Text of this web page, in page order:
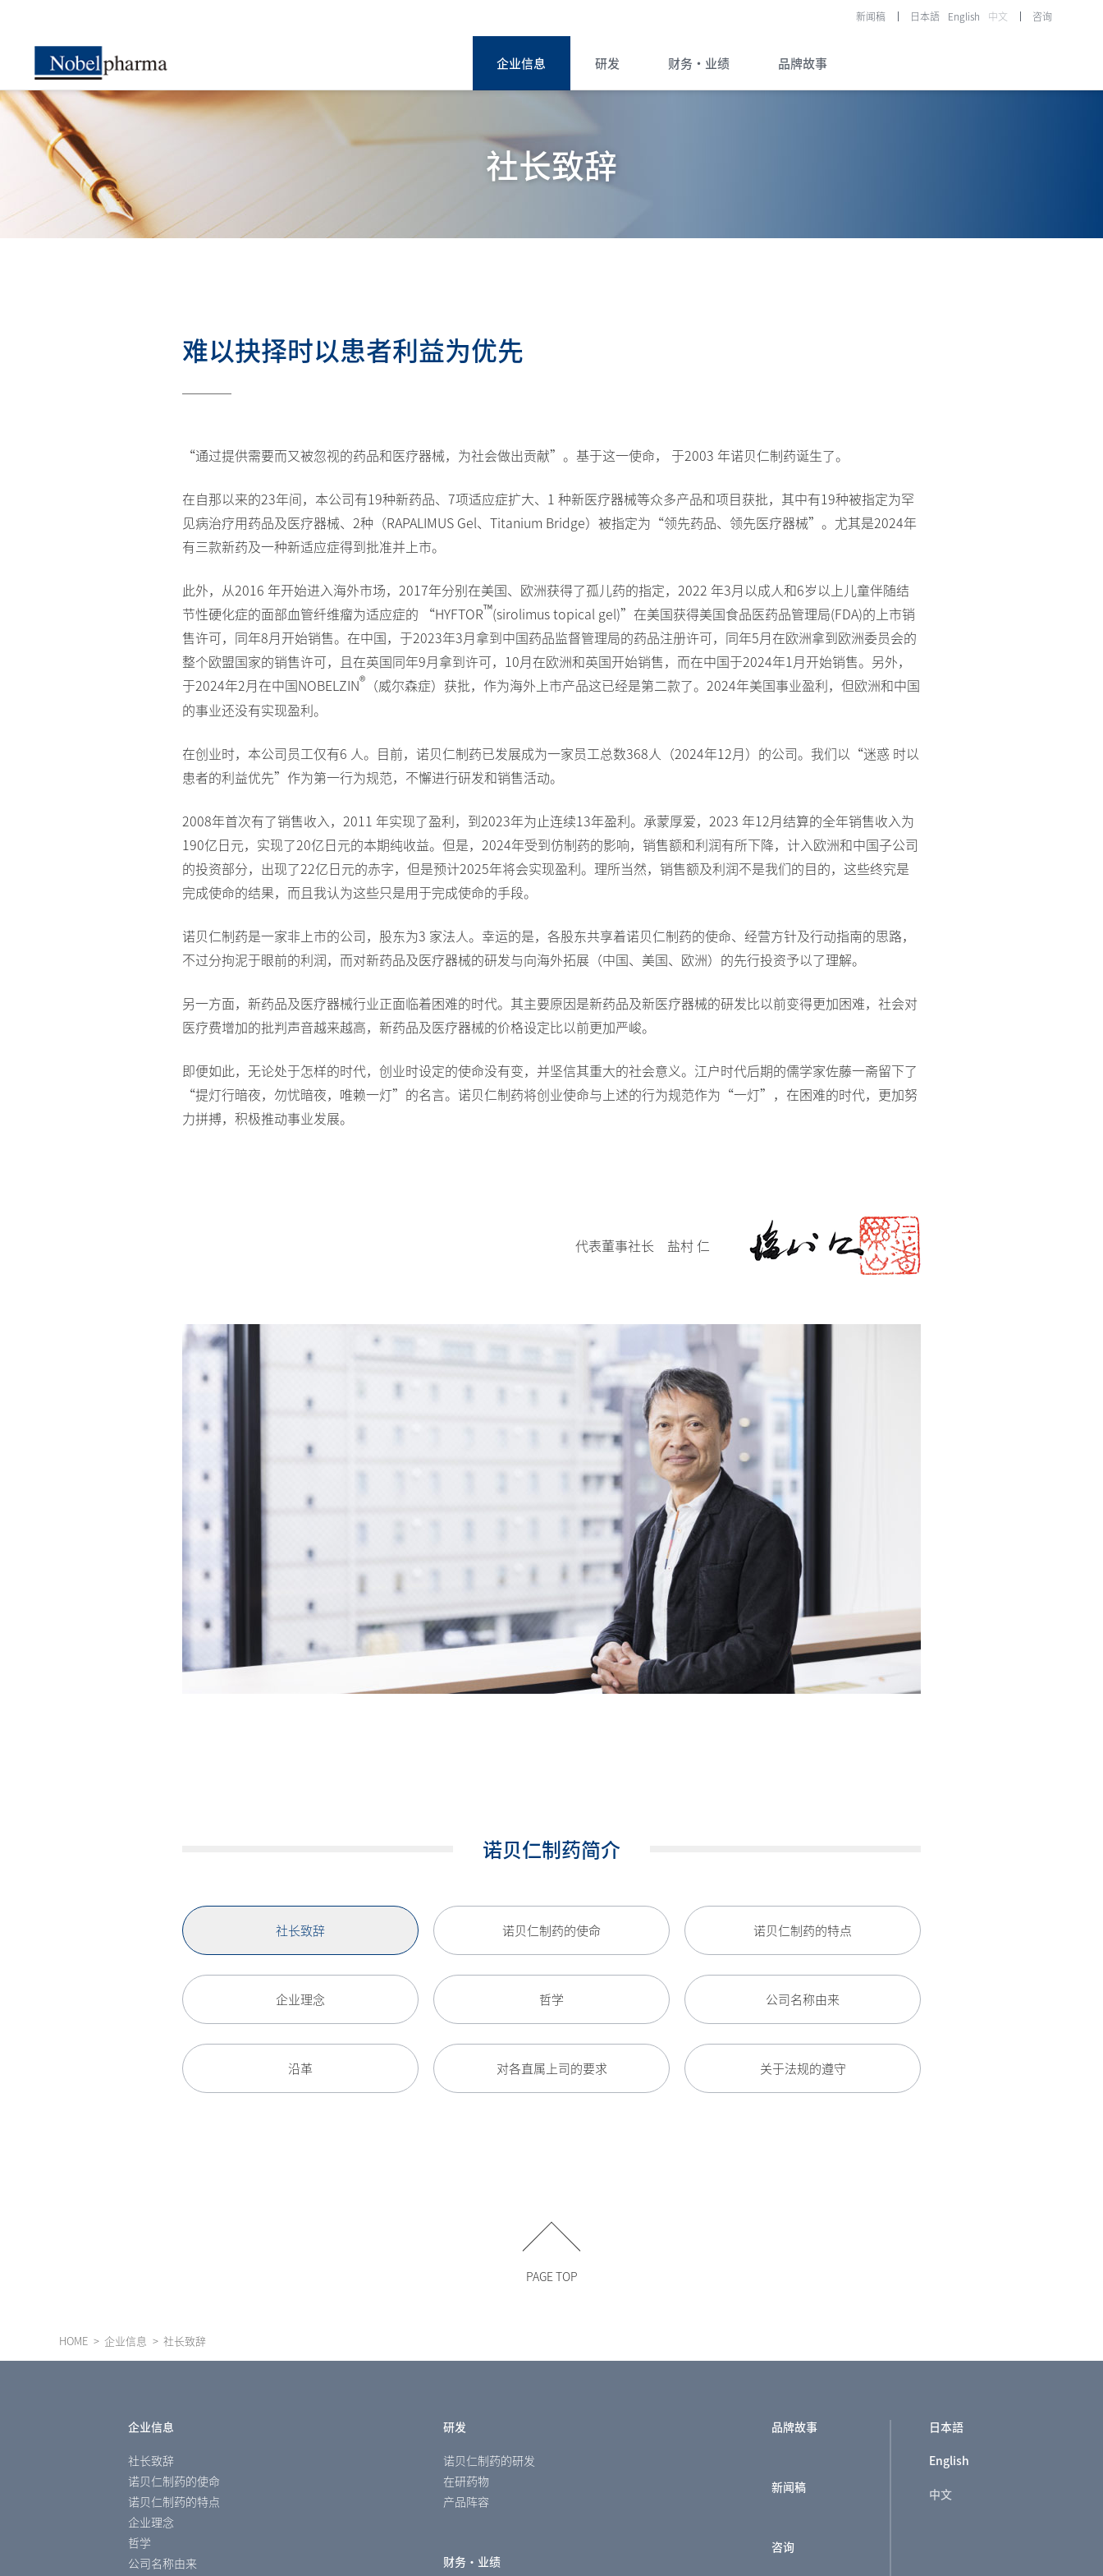
企业信息
诺贝仁制药简介
研发
诺贝仁制药的研发
财务・业绩
财经摘要
品牌故事
品牌故事“一灯”主页
新闻稿 日本語 English 中文 咨询
社长致辞
难以抉择时以患者利益为优先
“通过提供需要而又被忽视的药品和医疗器械，为社会做出贡献”。基于这一使命， 于2003 年诺贝仁制药诞生了。
在自那以来的23年间，本公司有19种新药品、7项适应症扩大、1 种新医疗器械等众多产品和项目获批，其中有19种被指定为罕
见病治疗用药品及医疗器械、2种（RAPALIMUS Gel、Titanium Bridge）被指定为“领先药品、领先医疗器械”。尤其是2024年
有三款新药及一种新适应症得到批准并上市。
此外，从2016 年开始进入海外市场，2017年分别在美国、欧洲获得了孤儿药的指定，2022 年3月以成人和6岁以上儿童伴随结
节性硬化症的面部血管纤维瘤为适应症的 “HYFTOR™(sirolimus topical gel)”在美国获得美国食品医药品管理局(FDA)的上市销
售许可，同年8月开始销售。在中国，于2023年3月拿到中国药品监督管理局的药品注册许可，同年5月在欧洲拿到欧洲委员会的
整个欧盟国家的销售许可，且在英国同年9月拿到许可，10月在欧洲和英国开始销售，而在中国于2024年1月开始销售。另外，
于2024年2月在中国NOBELZIN® （威尔森症）获批，作为海外上市产品这已经是第二款了。2024年美国事业盈利，但欧洲和中国
的事业还没有实现盈利。
在创业时，本公司员工仅有6 人。目前，诺贝仁制药已发展成为一家员工总数368人（2024年12月）的公司。我们以“迷惑 时以
患者的利益优先”作为第一行为规范，不懈进行研发和销售活动。
2008年首次有了销售收入，2011 年实现了盈利，到2023年为止连续13年盈利。承蒙厚爱，2023 年12月结算的全年销售收入为
190亿日元，实现了20亿日元的本期纯收益。但是，2024年受到仿制药的影响，销售额和利润有所下降，计入欧洲和中国子公司
的投资部分，出现了22亿日元的赤字，但是预计2025年将会实现盈利。理所当然，销售额及利润不是我们的目的，这些终究是
完成使命的结果，而且我认为这些只是用于完成使命的手段。
诺贝仁制药是一家非上市的公司，股东为3 家法人。幸运的是，各股东共享着诺贝仁制药的使命、经营方针及行动指南的思路，
不过分拘泥于眼前的利润，而对新药品及医疗器械的研发与向海外拓展（中国、美国、欧洲）的先行投资予以了理解。
另一方面，新药品及医疗器械行业正面临着困难的时代。其主要原因是新药品及新医疗器械的研发比以前变得更加困难，社会对
医疗费增加的批判声音越来越高，新药品及医疗器械的价格设定比以前更加严峻。
即便如此，无论处于怎样的时代，创业时设定的使命没有变，并坚信其重大的社会意义。江户时代后期的儒学家佐藤一斋留下了
“提灯行暗夜，勿忧暗夜，唯赖一灯”的名言。诺贝仁制药将创业使命与上述的行为规范作为“一灯”，在困难的时代，更加努
力拼搏，积极推动事业发展。
代表董事社长 盐村 仁
诺贝仁制药简介
社长致辞 诺贝仁制药的使命 诺贝仁制药的特点
企业理念 哲学 公司名称由来
沿革 对各直属上司的要求 关于法规的遵守
PAGE TOP
HOME 企业信息 社长致辞
企业信息
社长致辞
诺贝仁制药的使命
诺贝仁制药的特点
企业理念
哲学
公司名称由来
研发
诺贝仁制药的研发
在研药物
产品阵容
财务・业绩
品牌故事
新闻稿
咨询
日本語
English
中文